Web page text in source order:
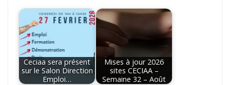
Ceciaa sera présent
sur le Salon Direction
Emploi…
Mises à jour 2026
sites CECIAA –
Semaine 32 – Août